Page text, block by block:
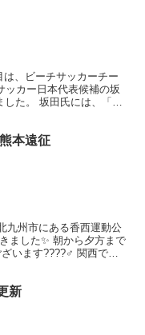
、ビーチサッカーチー
ッカー日本代表候補の坂
した。 坂田氏には、「僕
2018.07.25 熊本遠征
九州市にある香西運動公
ました✨ 朝から夕方まで
います????‍♂️ 関西では
新